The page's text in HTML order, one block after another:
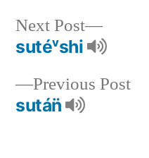
Previous Post
sután̈
Next Post
sutéᵛshi